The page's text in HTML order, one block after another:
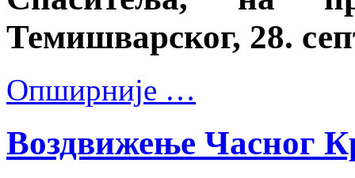
Темишварског, 28.
Опширније …
Воздвижење Часног